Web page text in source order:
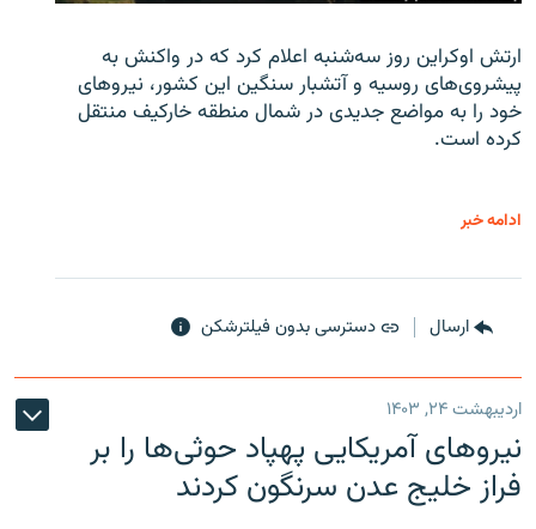
ارتش اوکراین روز سه‌شنبه اعلام کرد که در واکنش به
پیشروی‌های روسیه و آتشبار سنگین این کشور، نیروهای
خود را به مواضع جدیدی در شمال منطقه خارکیف منتقل
کرده است.
ادامه خبر
ارسال دسترسی بدون فیلترشکن
اردیبهشت ۲۴, ۱۴۰۳
نیروهای آمریکایی پهپاد حوثی‌ها را بر
فراز خلیج عدن سرنگون کردند